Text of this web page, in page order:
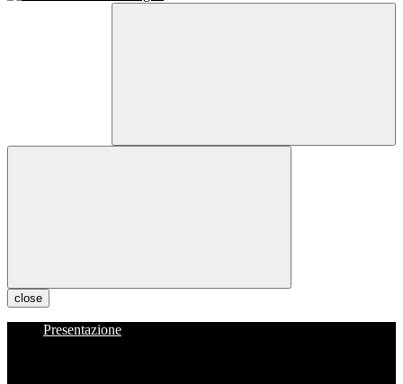
close
Presentazione